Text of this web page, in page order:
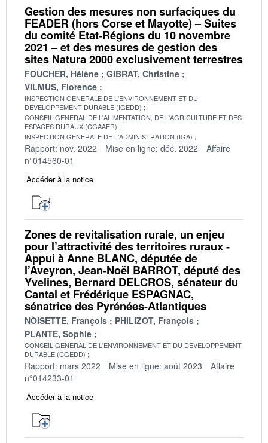
Gestion des mesures non surfaciques du
FEADER (hors Corse et Mayotte) – Suites
du comité Etat-Régions du 10 novembre
2021 – et des mesures de gestion des
sites Natura 2000 exclusivement terrestres
FOUCHER, Hélène
GIBRAT, Christine
VILMUS, Florence
INSPECTION GENERALE DE L'ENVIRONNEMENT ET DU
DEVELOPPEMENT DURABLE (IGEDD)
CONSEIL GENERAL DE L'ALIMENTATION, DE L'AGRICULTURE ET DES
ESPACES RURAUX (CGAAER)
INSPECTION GENERALE DE L'ADMINISTRATION (IGA)
Rapport: nov. 2022 Mise en ligne: déc. 2022
Affaire
n°014560-01
Accéder à la notice
Zones de revitalisation rurale, un enjeu
pour l’attractivité des territoires ruraux -
Appui à Anne BLANC, députée de
l’Aveyron, Jean-Noël BARROT, député des
Yvelines, Bernard DELCROS, sénateur du
Cantal et Frédérique ESPAGNAC,
sénatrice des Pyrénées-Atlantiques
NOISETTE, François
PHILIZOT, François
PLANTE, Sophie
CONSEIL GENERAL DE L'ENVIRONNEMENT ET DU DEVELOPPEMENT
DURABLE (CGEDD)
Rapport: mars 2022 Mise en ligne: août 2023
Affaire
n°014233-01
Accéder à la notice